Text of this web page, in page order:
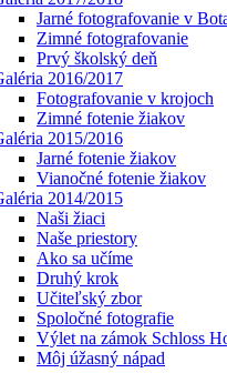
Jarné fotografovanie v
Zimné fotografovanie
Prvý školský deň
2016/2017
Fotografovanie v krojoch
Zimné fotenie žiakov
2015/2016
Jarné fotenie žiakov
Vianočné fotenie žiakov
2014/2015
Naši žiaci
Naše priestory
Ako sa učíme
Druhý krok
Učiteľský zbor
Spoločné fotografie
Výlet na zámok Schloss
Môj úžasný nápad